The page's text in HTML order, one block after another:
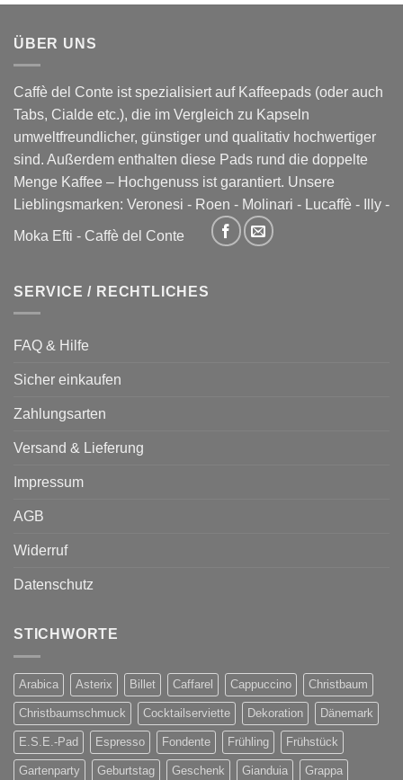
ÜBER UNS
Caffè del Conte ist spezialisiert auf Kaffeepads (oder auch
Tabs, Cialde etc.), die im Vergleich zu Kapseln
umweltfreundlicher, günstiger und qualitativ hochwertiger
sind. Außerdem enthalten diese Pads rund die doppelte
Menge Kaffee – Hochgenuss ist garantiert. Unsere
Lieblingsmarken: Veronesi - Roen - Molinari - Lucaffè - Illy -
Moka Efti - Caffè del Conte
SERVICE / RECHTLICHES
FAQ & Hilfe
Sicher einkaufen
Zahlungsarten
Versand & Lieferung
Impressum
AGB
Widerruf
Datenschutz
STICHWORTE
Arabica Asterix Billet Caffarel Cappuccino Christbaum
Christbaumschmuck Cocktailserviette Dekoration Dänemark
E.S.E.-Pad Espresso Fondente Frühling Frühstück
Gartenparty Geburtstag Geschenk Gianduia Grappa